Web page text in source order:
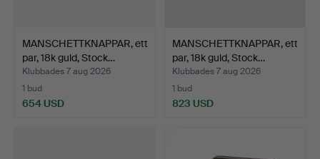
MANSCHETTKNAPPAR, ett
par, 18k guld, Stock…
Klubbades 7 aug 2026
1 bud
654 USD
MANSCHETTKNAPPAR, ett
par, 18k guld, Stock…
Klubbades 7 aug 2026
1 bud
823 USD